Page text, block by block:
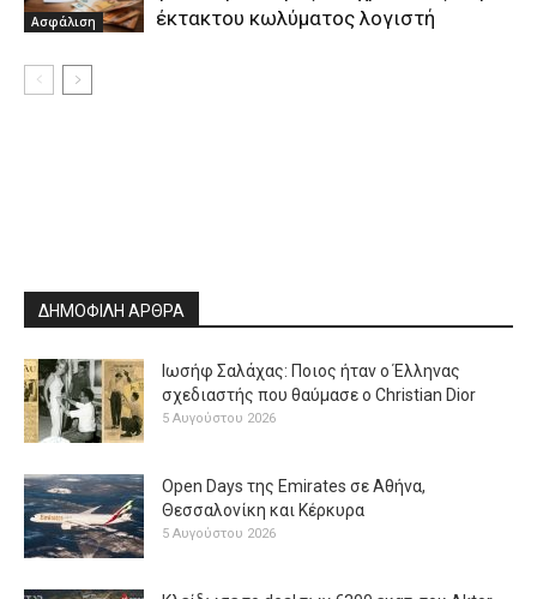
Ασφάλιση
έκτακτου κωλύματος λογιστή
ΔΗΜΟΦΙΛΗ ΑΡΘΡΑ
Ιωσήφ Σαλάχας: Ποιος ήταν ο Έλληνας
σχεδιαστής που θαύμασε ο Christian Dior
5 Αυγούστου 2026
Open Days της Emirates σε Αθήνα,
Θεσσαλονίκη και Κέρκυρα
5 Αυγούστου 2026